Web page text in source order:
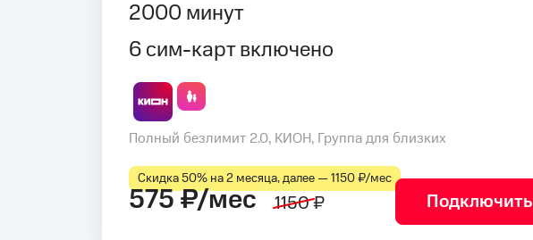
2000 минут
6 сим-карт включено
Полный безлимит 2.0, КИОН, Группа для близких
Скидка 50% на 2 месяца, далее — 1150 ₽⁠/⁠мес
575 ₽/мес 1150 ₽ Подключить